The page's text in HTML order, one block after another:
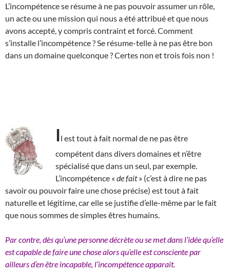
L’incompétence se résume à ne pas pouvoir assumer un rôle,
un acte ou une mission qui nous a été attribué et que nous
avons accepté, y compris contraint et forcé. Comment
s’installe l’incompétence ? Se résume-telle à ne pas être bon
dans un domaine quelconque ? Certes non et trois fois non !
Il est tout à fait normal de ne pas être
compétent dans divers domaines et n’être
spécialisé que dans un seul, par exemple.
L’incompétence « de fait» (c’est à dire ne pas
savoir ou pouvoir faire une chose précise) est tout à fait
naturelle et légitime, car elle se justifie d’elle-même par le fait
que nous sommes de simples êtres humains.
Par contre, dès qu’une personne décrète ou se met dans l’idée qu’elle
est capable de faire une chose alors qu’elle est consciente par
ailleurs d’en être incapable, l’incompétence apparait.